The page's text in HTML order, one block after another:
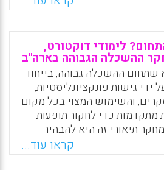
לתואר שלישי בכלים
על התוצאות מקבוצות מיקוד
שלישי באוניברסיטה
המחברים טוענים
לתואר שלישי
מקוונים הולך וגדל אבל
בדאגות המסורתיות של זמן
ערוצים מבוססים של
תקשורת ושירותים מועדפים (Dowling, Robyn;
לימודי דוקטורט,
ההשכלה הגבוהה בארה"ב
ההשכלה גבוהה, בייחוד
גישות פונקציונליסטיות,
והשימוש המצוי בכל מקום
מתקדמות כדי לחקור תופעות
תיאורי זה היא להבהיר
בדרך זו. בהתבסס על כך
דוקטורט משפיעים על
קראו עוד...